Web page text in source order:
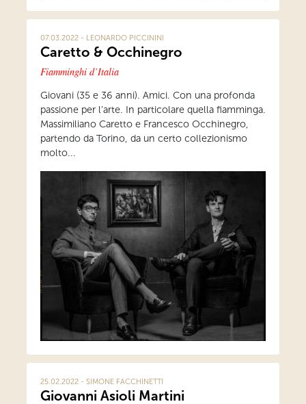
07.03.2022 - LEONARDO PICCININI
Caretto & Occhinegro
Fiamminghi d’Italia
Giovani (35 e 36 anni). Amici. Con una profonda
passione per l’arte. In particolare quella fiamminga.
Massimiliano Caretto e Francesco Occhinegro,
partendo da Torino, da un certo collezionismo
molto...
25.02.2022 - SIMONE FACCHINETTI
Giovanni Asioli Martini